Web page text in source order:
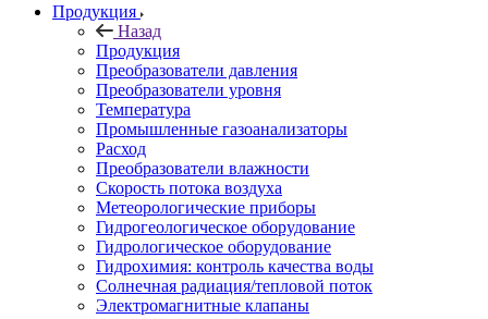
Продукция
Назад
Продукция
Преобразователи давления
Преобразователи уровня
Температура
Промышленные газоанализаторы
Расход
Преобразователи влажности
Скорость потока воздуха
Метеорологические приборы
Гидрогеологическое оборудование
Гидрологическое оборудование
Гидрохимия: контроль качества воды
Солнечная радиация/тепловой поток
Электромагнитные клапаны